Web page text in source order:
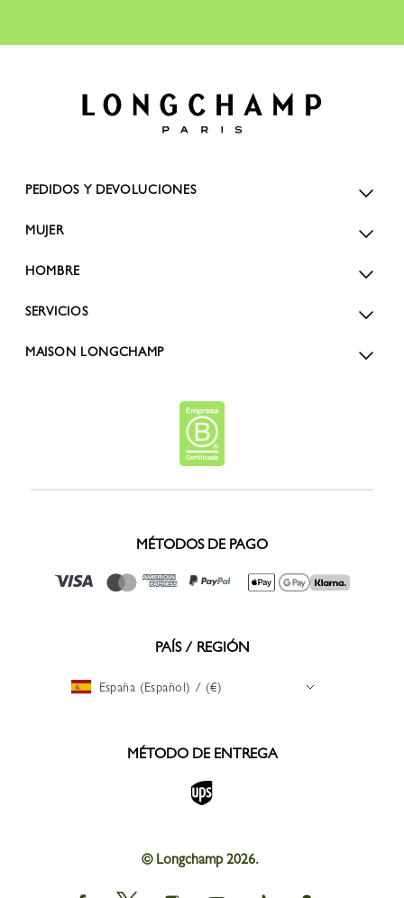
PEDIDOS Y DEVOLUCIONES
MUJER
HOMBRE
SERVICIOS
MAISON LONGCHAMP
MÉTODOS DE PAGO
PAÍS / REGIÓN
España (Español) / (€)
MÉTODO DE ENTREGA
© Longchamp 2026.